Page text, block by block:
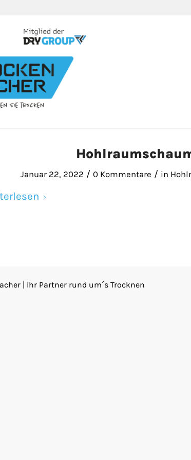
Januar 22, 2022 / 0 Kommentare / in
| Ihr Partner rund um´s Trocknen